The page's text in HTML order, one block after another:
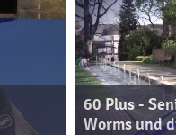
60 Plus -
Worms und